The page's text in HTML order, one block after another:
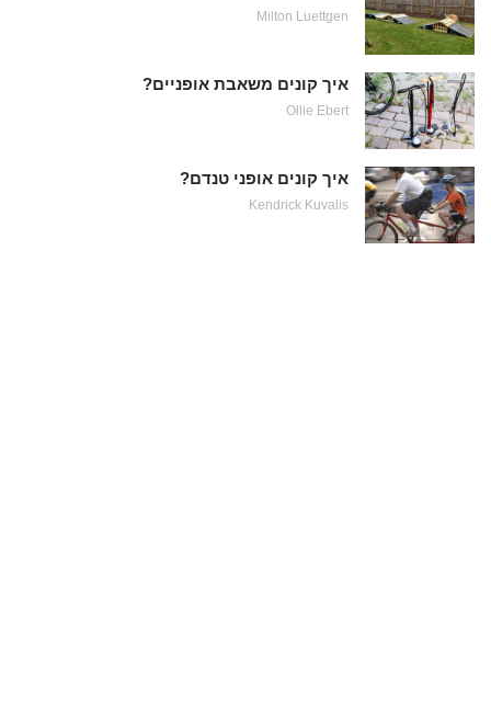
Milton Luettgen
איך קונים משאבת אופניים?
Ollie Ebert
איך קונים אופני טנדם?
Kendrick Kuvalis